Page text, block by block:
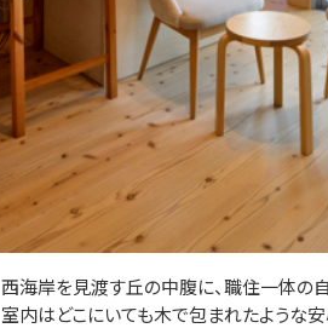
西海岸を見渡す丘の中腹に、職住一体の
室内はどこにいても木で包まれたような